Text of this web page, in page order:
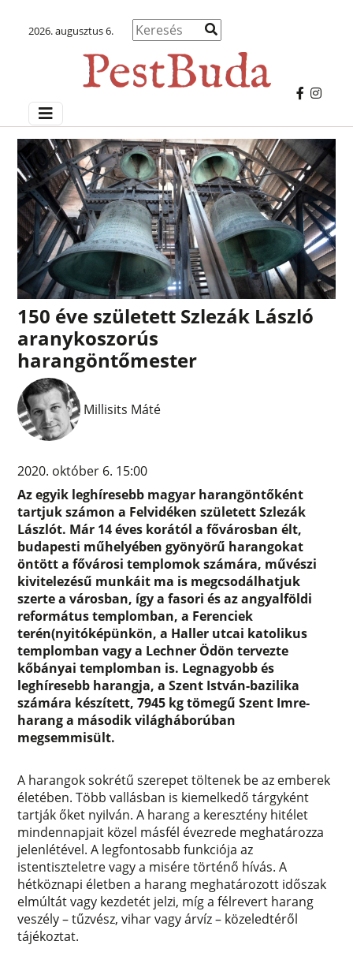
2026. augusztus 6.
150 éve született Szlezák László
aranykoszorús
harangöntőmester
Millisits Máté
2020. október 6. 15:00
Az egyik leghíresebb magyar harangöntőként
tartjuk számon a Felvidéken született Szlezák
Lászlót. Már 14 éves korától a fővárosban élt,
budapesti műhelyében gyönyörű harangokat
öntött a fővárosi templomok számára, művészi
kivitelezésű munkáit ma is megcsodálhatjuk
szerte a városban, így a fasori és az angyalföldi
református templomban, a Ferenciek
terén(nyitóképünkön, a Haller utcai katolikus
templomban vagy a Lechner Ödön tervezte
kőbányai templomban is. Legnagyobb és
leghíresebb harangja, a Szent István-bazilika
számára készített, 7945 kg tömegű Szent Imre-
harang a második világháborúban
megsemmisült.
A harangok sokrétű szerepet töltenek be az emberek
életében. Több vallásban is kiemelkedő tárgyként
tartják őket nyilván. A harang a keresztény hitélet
mindennapjait közel másfél évezrede meghatározza
jelenlétével. A legfontosabb funkciója az
istentiszteletre vagy a misére történő hívás. A
hétköznapi életben a harang meghatározott időszak
elmúltát vagy kezdetét jelzi, míg a félrevert harang
veszély – tűzvész, vihar vagy árvíz – közeledtéről
tájékoztat.